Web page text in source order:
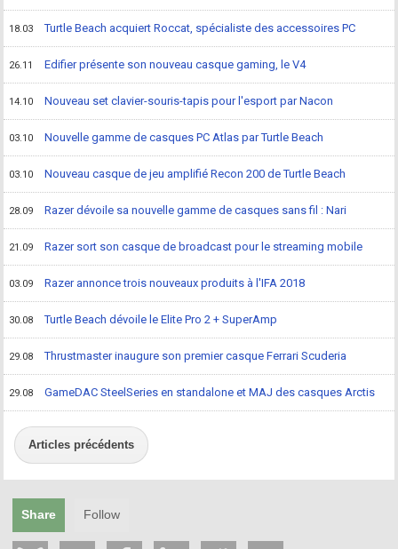
18.03 Turtle Beach acquiert Roccat, spécialiste des accessoires PC
26.11 Edifier présente son nouveau casque gaming, le V4
14.10 Nouveau set clavier-souris-tapis pour l'esport par Nacon
03.10 Nouvelle gamme de casques PC Atlas par Turtle Beach
03.10 Nouveau casque de jeu amplifié Recon 200 de Turtle Beach
28.09 Razer dévoile sa nouvelle gamme de casques sans fil : Nari
21.09 Razer sort son casque de broadcast pour le streaming mobile
03.09 Razer annonce trois nouveaux produits à l'IFA 2018
30.08 Turtle Beach dévoile le Elite Pro 2 + SuperAmp
29.08 Thrustmaster inaugure son premier casque Ferrari Scuderia
29.08 GameDAC SteelSeries en standalone et MAJ des casques Arctis
Articles précédents
Share Follow